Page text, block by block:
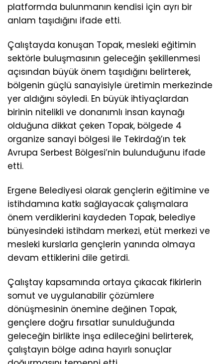
platformda bulunmanın kendisi için ayrı bir
anlam taşıdığını ifade etti.
Çalıştayda konuşan Topak, mesleki eğitimin
sektörle buluşmasının geleceğin şekillenmesi
açısından büyük önem taşıdığını belirterek,
bölgenin güçlü sanayisiyle üretimin merkezinde
yer aldığını söyledi. En büyük ihtiyaçlardan
birinin nitelikli ve donanımlı insan kaynağı
olduğuna dikkat çeken Topak, bölgede 4
organize sanayi bölgesi ile Tekirdağ’ın tek
Avrupa Serbest Bölgesi’nin bulunduğunu ifade
etti.
Ergene Belediyesi olarak gençlerin eğitimine ve
istihdamına katkı sağlayacak çalışmalara
önem verdiklerini kaydeden Topak, belediye
bünyesindeki istihdam merkezi, etüt merkezi ve
mesleki kurslarla gençlerin yanında olmaya
devam ettiklerini dile getirdi.
Çalıştay kapsamında ortaya çıkacak fikirlerin
somut ve uygulanabilir çözümlere
dönüşmesinin önemine değinen Topak,
gençlere doğru fırsatlar sunulduğunda
geleceğin birlikte inşa edileceğini belirterek,
çalıştayın bölge adına hayırlı sonuçlar